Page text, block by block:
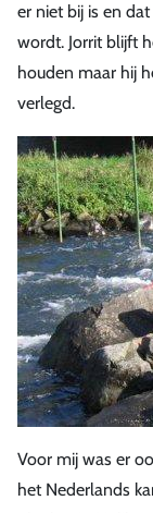
er niet bij is en
wordt. Jorrit blijft
houden maar hij
verlegd.
Voor mij was er
het Nederlands